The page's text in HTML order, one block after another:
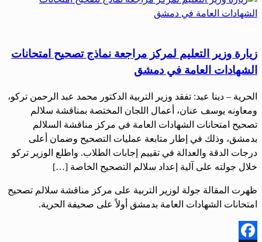
زيارة وزير التعليم لمركز مراجعة نماذج تصحيح امتحانات
الشهادات العامة في دمشق
الحرية – دينا عبد: تفقد وزير التربية الدكتور محمد عبد الرحمن تركو،
ومعاونه يوسف عنان، أعمال اللجان المختصة بمناقشة سلالم
تصحيح امتحانات الشهادات العامة في مركز مناقشة السلالم
بدمشق، وذلك في إطار متابعة عمليات التصحيح وضمان أعلى
درجات الدقة والعدالة في تقييم إجابات الطلاب. واطلع الوزير تركو
خلال جولته على آلية إعداد سلالم التصحيح الخاصة […]
ظهرت المقالة جولة لوزير التربية على مركز مناقشة سلالم تصحيح
امتحانات الشهادات العامة بدمشق أولاً على صحيفة الحرية.